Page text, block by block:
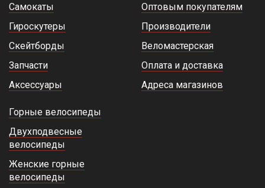
Самокаты
Гироскутеры
Скейтборды
Запчасти
Аксессуары
Оптовым покупателям
Производители
Веломастерская
Оплата и доставка
Адреса магазинов
Горные велосипеды
Двухподвесные
велосипеды
Женские горные
велосипеды